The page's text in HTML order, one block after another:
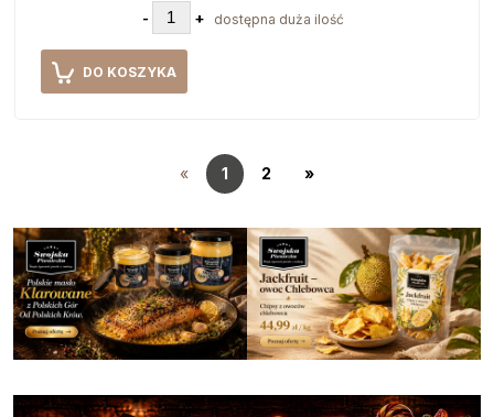
- + dostępna duża ilość
DO KOSZYKA
« 1 2 »